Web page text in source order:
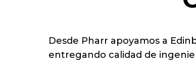
Desde Pharr apoyamos a
entregando calidad de